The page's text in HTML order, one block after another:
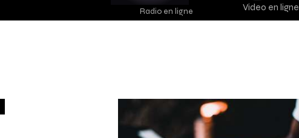
Radio en ligne Video en ligne